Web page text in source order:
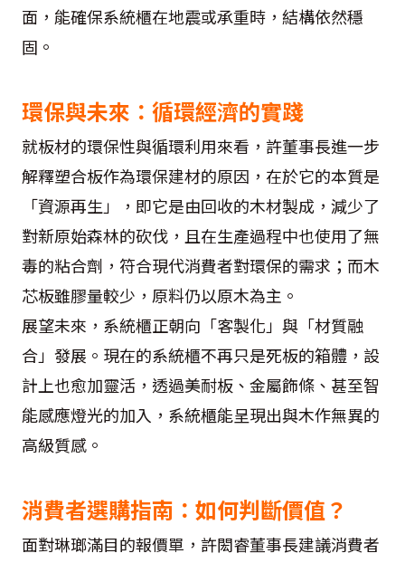
面，能確保系統櫃在地震或承重時，結構依然穩
固。
環保與未來：循環經濟的實踐
就板材的環保性與循環利用來看，許董事長進一步
解釋塑合板作為環保建材的原因，在於它的本質是
「資源再生」，即它是由回收的木材製成，減少了
對新原始森林的砍伐，且在生產過程中也使用了無
毒的粘合劑，符合現代消費者對環保的需求；而木
芯板雖膠量較少，原料仍以原木為主。
展望未來，系統櫃正朝向「客製化」與「材質融
合」發展。現在的系統櫃不再只是死板的箱體，設
計上也愈加靈活，透過美耐板、金屬飾條、甚至智
能感應燈光的加入，系統櫃能呈現出與木作無異的
高級質感。
消費者選購指南：如何判斷價值？
面對琳瑯滿目的報價單，許閎睿董事長建議消費者